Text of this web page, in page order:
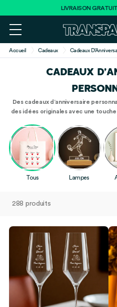
LIVRAISON
Accueil Cadeaux Cadeaux
CADEAUX
Des cadeaux d’anniversaire
des idées originales avec une
ans ou 60 ans : chez TransparentGift,
femmes, les hommes, les mamans,
lampes et affiches aux bijoux et tasses
personne à
Tous Lampes
288 produits